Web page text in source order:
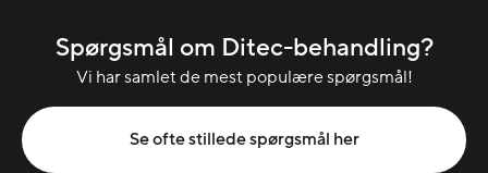
Spørgsmål om Ditec-behandling?
Vi har samlet de mest populære spørgsmål!
Se ofte stillede spørgsmål her